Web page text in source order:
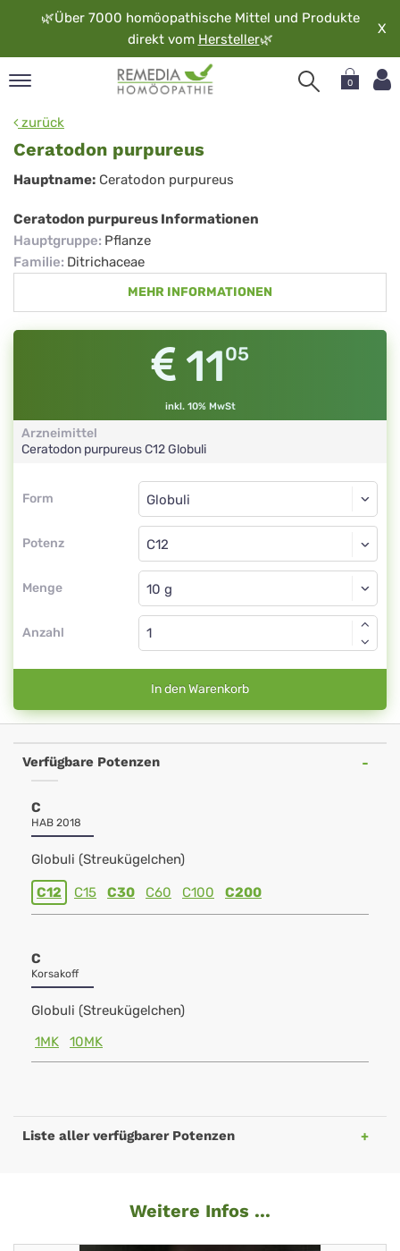
🌿Über 7000 homöopathische Mittel und Produkte
direkt vom Hersteller🌿
X
0
zurück
Ceratodon purpureus
Ceratodon
purpureus
Hauptname: Ceratodon purpureus
Ceratodon purpureus Informationen
Hauptgruppe: Pflanze
Familie: Ditrichaceae
MEHR INFORMATIONEN
1105
inkl. 10% MwSt
Arzneimittel
Ceratodon purpureusC12Globuli
Form
Form
Potenz
Globuli
C12
Menge
Globuli
Anzahl
In den Warenkorb
Verfügbare Potenzen
C
HAB 2018
Globuli (Streukügelchen)
C12 C15 C30 C60 C100 C200
C
Korsakoff
Globuli (Streukügelchen)
1MK
10MK
Liste aller verfügbarer Potenzen
Weitere Infos ...